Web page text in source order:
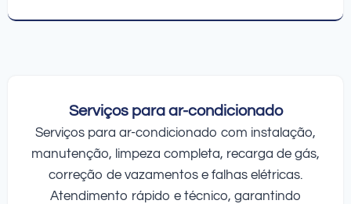
Serviços para ar-condicionado
Serviços para ar-condicionado com instalação,
manutenção, limpeza completa, recarga de gás,
correção de vazamentos e falhas elétricas.
Atendimento rápido e técnico, garantindo